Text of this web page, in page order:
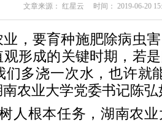
文章来源： 红星云 时间： 2019-06-20
业，要育种施肥除病虫
形成的关键时期，若
们多浇一次水，也许
农业大学党委书记陈
人根本任务，湖南农